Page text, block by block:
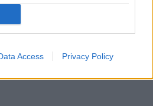
Access Privacy Policy
και γρίπη-